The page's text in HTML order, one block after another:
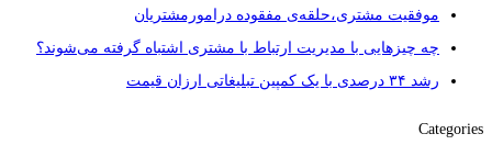
موفقیت مشتری،حلقه‌ی مفقوده درامورمشتریان
چه چیزهایی با مدیریت ارتباط با مشتری اشتباه گرفته می‌شوند؟
رشد ۳۴ درصدی با یک کمپین تبلیغاتی ارزان قیمت
Categories